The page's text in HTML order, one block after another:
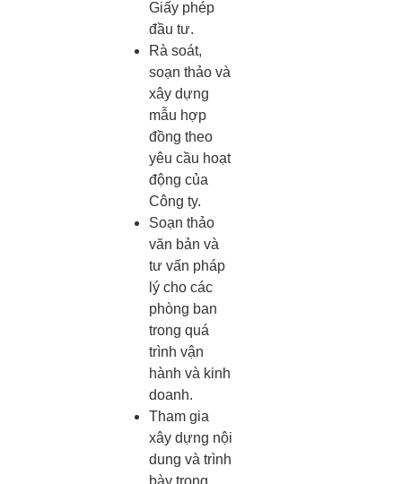
Giấy phép
đầu tư.
Rà soát,
soạn thảo và
xây dựng
mẫu hợp
đồng theo
yêu cầu hoạt
động của
Công ty.
Soạn thảo
văn bản và
tư vấn pháp
lý cho các
phòng ban
trong quá
trình vận
hành và kinh
doanh.
Tham gia
xây dựng nội
dung và trình